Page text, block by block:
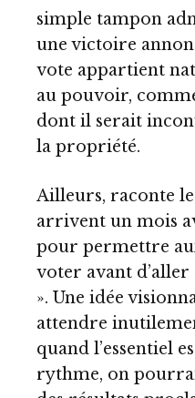
simple tampon
une victoire
vote appartient
au pouvoir,
dont il serait
la propriété.
Ailleurs, raconte
arrivent un mois
pour permettre
voter avant d’aller
». Une idée
attendre
quand l’essentiel
rythme, on